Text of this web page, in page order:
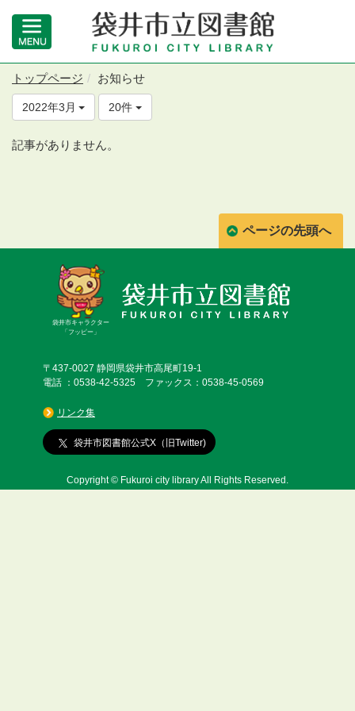
トップページ お知らせ
2022年3月 20件
記事がありません。
ページの先頭へ
袋井市キャラクター
「フッピー」
〒437-0027 静岡県袋井市高尾町19-1
電話 ：0538-42-5325 ファックス：0538-45-0569
リンク集
袋井市図書館公式X（旧Twitter)
Copyright © Fukuroi city library All Rights Reserved.